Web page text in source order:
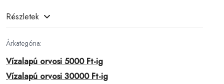
Részletek
Árkategória:
Vízalapú orvosi 5000 Ft-ig
Vízalapú orvosi 30000 Ft-ig